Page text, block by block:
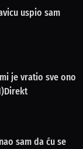
uspio sam
je vratio sve ono
sam da ću se